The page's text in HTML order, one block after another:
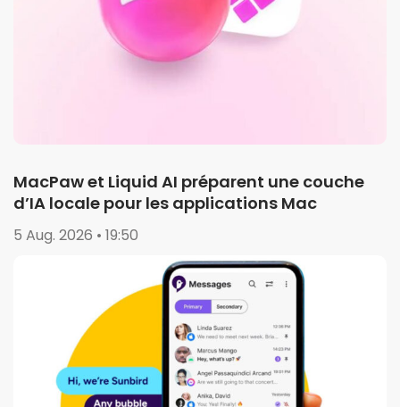
MacPaw et Liquid AI préparent une couche
d’IA locale pour les applications Mac
5 Aug. 2026 • 19:50